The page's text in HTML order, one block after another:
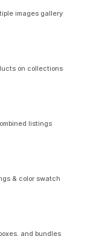
images gallery
on collections
listings
& color swatch
and bundles